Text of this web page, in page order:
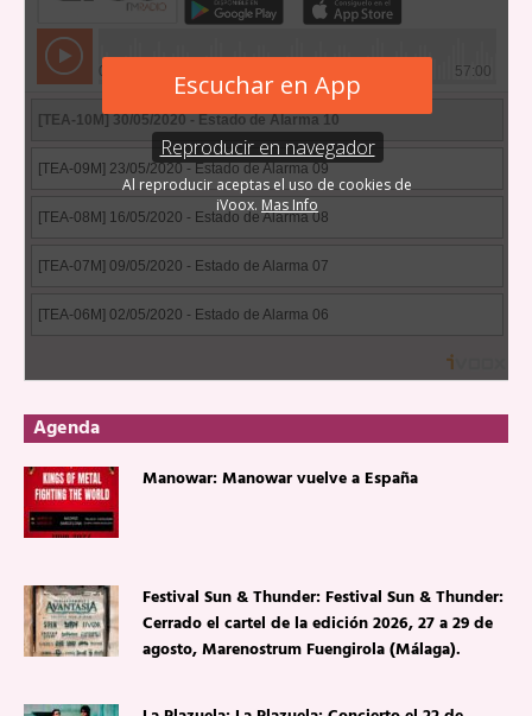
Agenda
Manowar: Manowar vuelve a España
Festival Sun & Thunder: Festival Sun & Thunder:
Cerrado el cartel de la edición 2026, 27 a 29 de
agosto, Marenostrum Fuengirola (Málaga).